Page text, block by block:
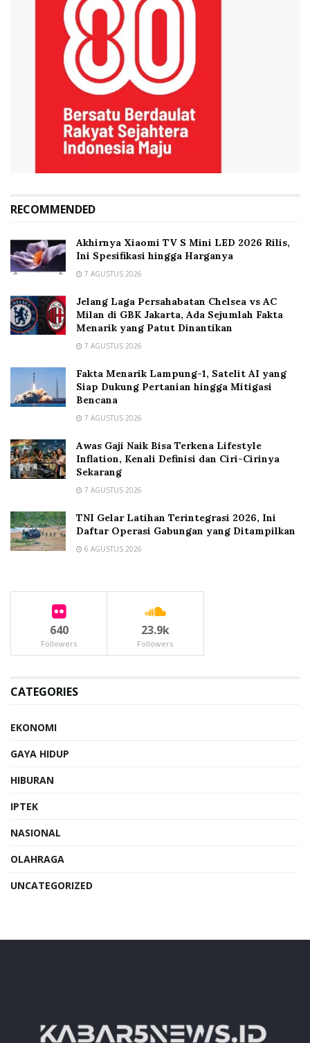
RECOMMENDED
Akhirnya Xiaomi TV S Mini LED 2026 Rilis,
Ini Spesifikasi hingga Harganya
7 AGUSTUS 2026
Jelang Laga Persahabatan Chelsea vs AC
Milan di GBK Jakarta, Ada Sejumlah Fakta
Menarik yang Patut Dinantikan
7 AGUSTUS 2026
Fakta Menarik Lampung-1, Satelit AI yang
Siap Dukung Pertanian hingga Mitigasi
Bencana
7 AGUSTUS 2026
Awas Gaji Naik Bisa Terkena Lifestyle
Inflation, Kenali Definisi dan Ciri-Cirinya
Sekarang
7 AGUSTUS 2026
TNI Gelar Latihan Terintegrasi 2026, Ini
Daftar Operasi Gabungan yang Ditampilkan
6 AGUSTUS 2026
640
Followers
23.9k
Followers
CATEGORIES
EKONOMI
GAYA HIDUP
HIBURAN
IPTEK
NASIONAL
OLAHRAGA
UNCATEGORIZED